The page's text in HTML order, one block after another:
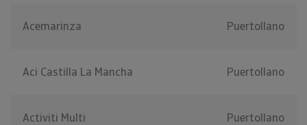
Acemarinza Puertollano
Aci Castilla La Mancha Puertollano
Activiti Multi Puertollano